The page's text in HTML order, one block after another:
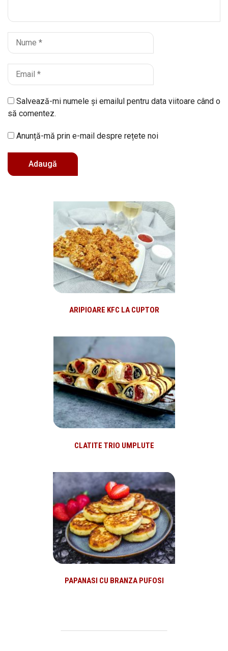
Salvează-mi numele și emailul pentru data viitoare când o
să comentez.
Anunță-mă prin e-mail despre rețete noi
ARIPIOARE KFC LA CUPTOR
CLATITE TRIO UMPLUTE
PAPANASI CU BRANZA PUFOSI